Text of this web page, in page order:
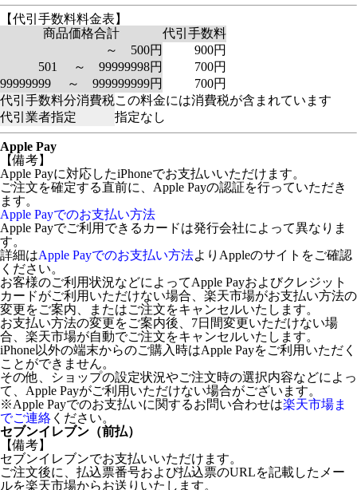
【代引手数料料金表】
商品価格合計
代引手数料
～ 500円
900円
501 ～ 99999998円
700円
99999999 ～ 999999999円
700円
代引手数料分消費税この料金には消費税が含まれています
代引業者指定
指定なし
Apple Pay
【備考】
Apple Payに対応したiPhoneでお支払いいただけます。
ご注文を確定する直前に、Apple Payの認証を行っていただき
ます。
Apple Payでのお支払い方法
Apple Payでご利用できるカードは発行会社によって異なりま
す。
詳細はApple Payでのお支払い方法よりAppleのサイトをご確認
ください。
お客様のご利用状況などによってApple Payおよびクレジット
カードがご利用いただけない場合、楽天市場がお支払い方法の
変更をご案内、またはご注文をキャンセルいたします。
お支払い方法の変更をご案内後、7日間変更いただけない場
合、楽天市場が自動でご注文をキャンセルいたします。
iPhone以外の端末からのご購入時はApple Payをご利用いただく
ことができません。
その他、ショップの設定状況やご注文時の選択内容などによっ
て、Apple Payがご利用いただけない場合がございます。
※Apple Payでのお支払いに関するお問い合わせは楽天市場ま
でご連絡 ください。
セブンイレブン（前払）
【備考】
セブンイレブンでお支払いいただけます。
ご注文後に、払込票番号および払込票のURLを記載したメー
ルを楽天市場からお送りいたします。